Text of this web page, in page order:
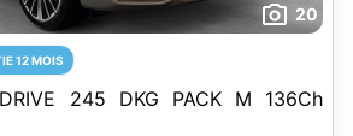
20
12 MOIS
245 DKG PACK M 136Ch